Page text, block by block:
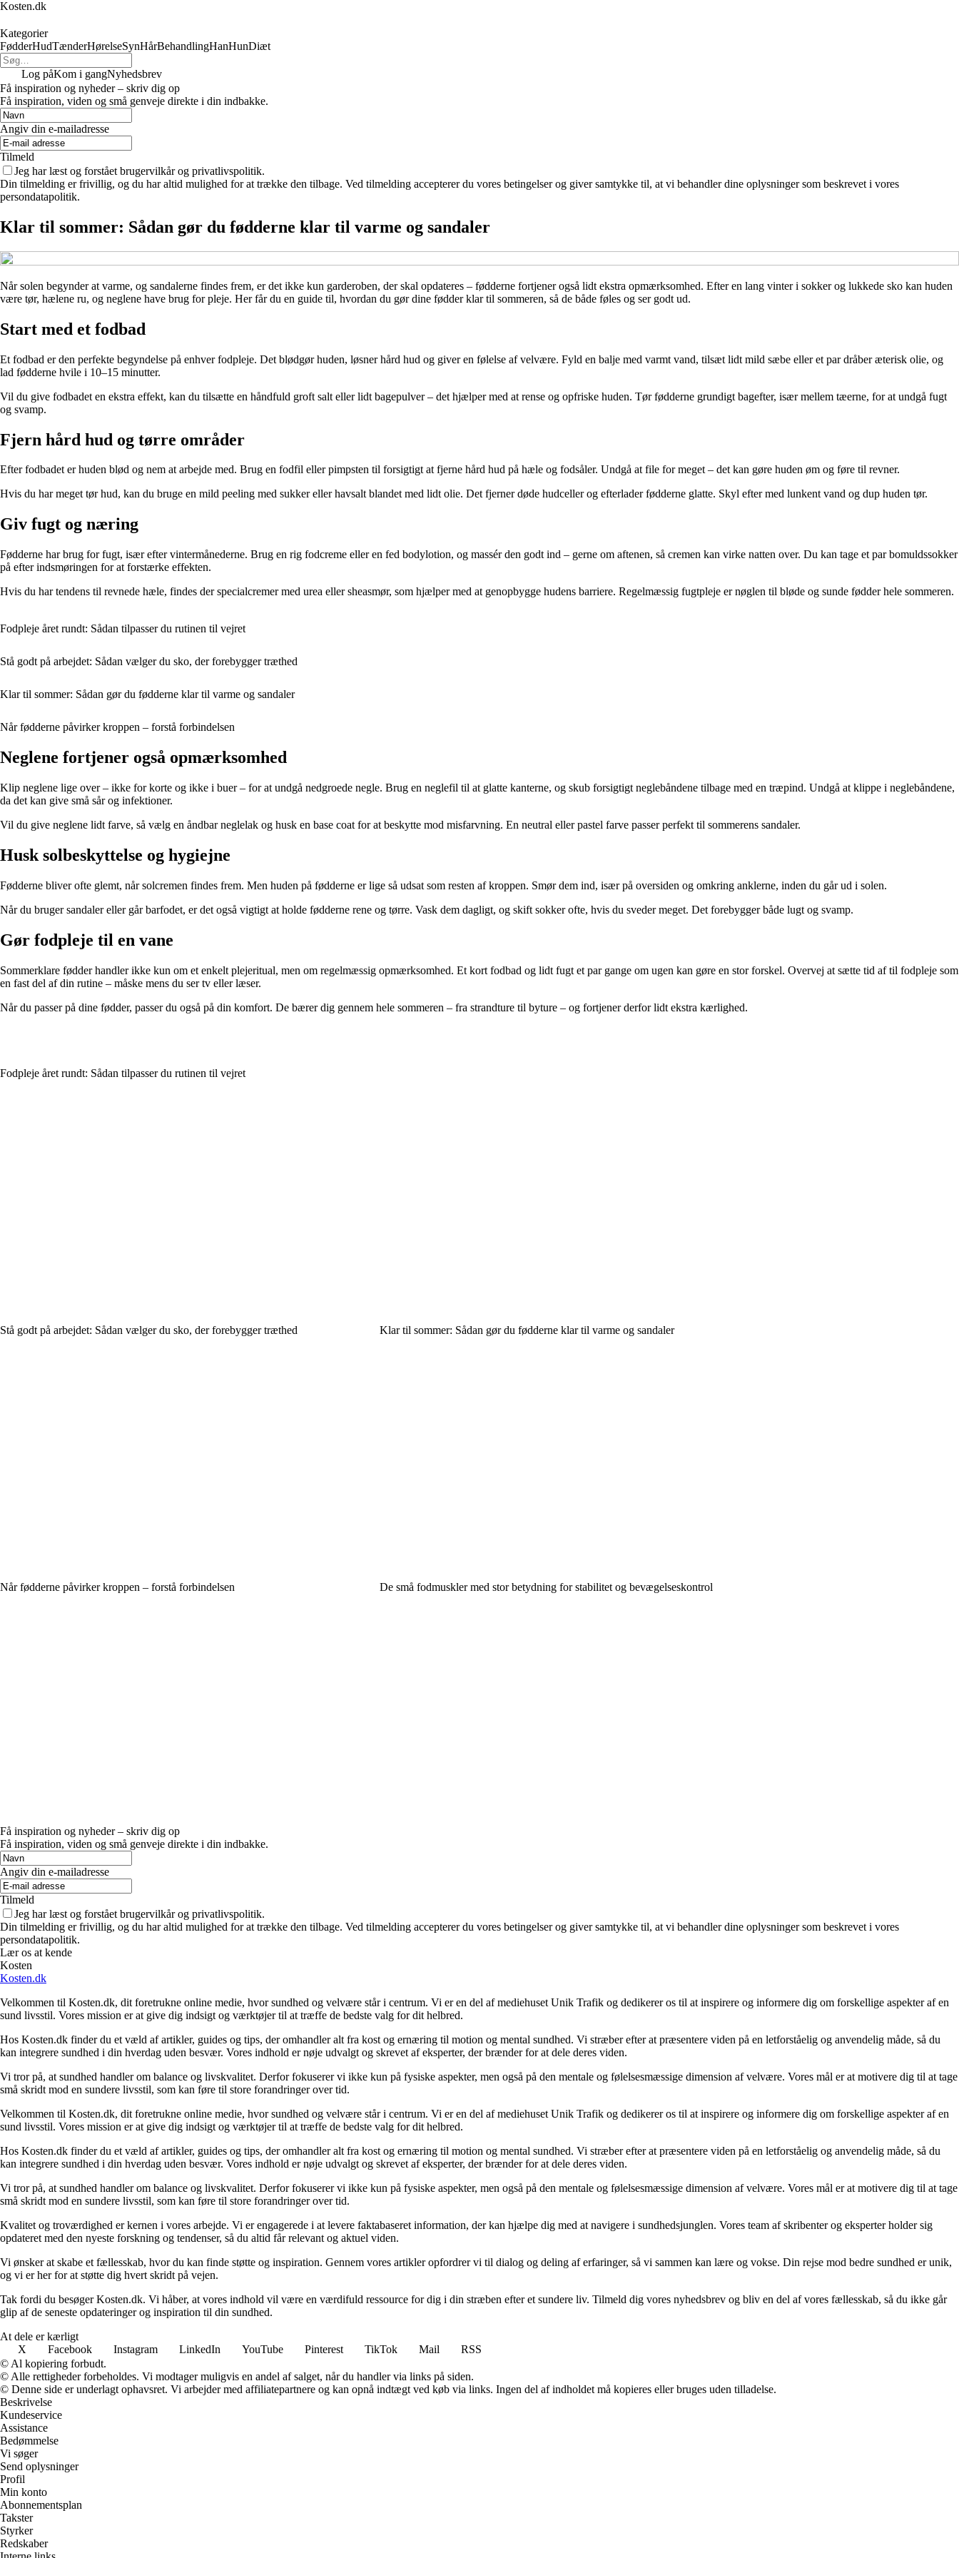
Kosten.dk
Kategorier
FødderHudTænderHørelseSynHårBehandlingHanHunDiæt
Log påKom i gangNyhedsbrev
Få inspiration og nyheder – skriv dig op
Få inspiration, viden og små genveje direkte i din indbakke.
Angiv din e-mailadresse
Tilmeld
Jeg har læst og forstået brugervilkår og privatlivspolitik.
Din tilmelding er frivillig, og du har altid mulighed for at trække den tilbage. Ved tilmelding accepterer du vores betingelser og giver samtykke til, at vi behandler dine oplysninger som beskrevet i vores
persondatapolitik.
Klar til sommer: Sådan gør du fødderne klar til varme og sandaler
Når solen begynder at varme, og sandalerne findes frem, er det ikke kun garderoben, der skal opdateres – fødderne fortjener også lidt ekstra opmærksomhed. Efter en lang vinter i sokker og lukkede sko kan huden
være tør, hælene ru, og neglene have brug for pleje. Her får du en guide til, hvordan du gør dine fødder klar til sommeren, så de både føles og ser godt ud.
Start med et fodbad
Et fodbad er den perfekte begyndelse på enhver fodpleje. Det blødgør huden, løsner hård hud og giver en følelse af velvære. Fyld en balje med varmt vand, tilsæt lidt mild sæbe eller et par dråber æterisk olie, og
lad fødderne hvile i 10–15 minutter.
Vil du give fodbadet en ekstra effekt, kan du tilsætte en håndfuld groft salt eller lidt bagepulver – det hjælper med at rense og opfriske huden. Tør fødderne grundigt bagefter, især mellem tæerne, for at undgå fugt
og svamp.
Fjern hård hud og tørre områder
Efter fodbadet er huden blød og nem at arbejde med. Brug en fodfil eller pimpsten til forsigtigt at fjerne hård hud på hæle og fodsåler. Undgå at file for meget – det kan gøre huden øm og føre til revner.
Hvis du har meget tør hud, kan du bruge en mild peeling med sukker eller havsalt blandet med lidt olie. Det fjerner døde hudceller og efterlader fødderne glatte. Skyl efter med lunkent vand og dup huden tør.
Giv fugt og næring
Fødderne har brug for fugt, især efter vintermånederne. Brug en rig fodcreme eller en fed bodylotion, og massér den godt ind – gerne om aftenen, så cremen kan virke natten over. Du kan tage et par bomuldssokker
på efter indsmøringen for at forstærke effekten.
Hvis du har tendens til revnede hæle, findes der specialcremer med urea eller sheasmør, som hjælper med at genopbygge hudens barriere. Regelmæssig fugtpleje er nøglen til bløde og sunde fødder hele sommeren.
Fodpleje året rundt: Sådan tilpasser du rutinen til vejret
Stå godt på arbejdet: Sådan vælger du sko, der forebygger træthed
Klar til sommer: Sådan gør du fødderne klar til varme og sandaler
Når fødderne påvirker kroppen – forstå forbindelsen
Neglene fortjener også opmærksomhed
Klip neglene lige over – ikke for korte og ikke i buer – for at undgå nedgroede negle. Brug en neglefil til at glatte kanterne, og skub forsigtigt neglebåndene tilbage med en træpind. Undgå at klippe i neglebåndene,
da det kan give små sår og infektioner.
Vil du give neglene lidt farve, så vælg en åndbar neglelak og husk en base coat for at beskytte mod misfarvning. En neutral eller pastel farve passer perfekt til sommerens sandaler.
Husk solbeskyttelse og hygiejne
Fødderne bliver ofte glemt, når solcremen findes frem. Men huden på fødderne er lige så udsat som resten af kroppen. Smør dem ind, især på oversiden og omkring anklerne, inden du går ud i solen.
Når du bruger sandaler eller går barfodet, er det også vigtigt at holde fødderne rene og tørre. Vask dem dagligt, og skift sokker ofte, hvis du sveder meget. Det forebygger både lugt og svamp.
Gør fodpleje til en vane
Sommerklare fødder handler ikke kun om et enkelt plejeritual, men om regelmæssig opmærksomhed. Et kort fodbad og lidt fugt et par gange om ugen kan gøre en stor forskel. Overvej at sætte tid af til fodpleje som
en fast del af din rutine – måske mens du ser tv eller læser.
Når du passer på dine fødder, passer du også på din komfort. De bærer dig gennem hele sommeren – fra strandture til byture – og fortjener derfor lidt ekstra kærlighed.
Fodpleje året rundt: Sådan tilpasser du rutinen til vejret
Stå godt på arbejdet: Sådan vælger du sko, der forebygger træthed Klar til sommer: Sådan gør du fødderne klar til varme og sandaler
Når fødderne påvirker kroppen – forstå forbindelsen De små fodmuskler med stor betydning for stabilitet og bevægelseskontrol
Få inspiration og nyheder – skriv dig op
Få inspiration, viden og små genveje direkte i din indbakke.
Angiv din e-mailadresse
Tilmeld
Jeg har læst og forstået brugervilkår og privatlivspolitik.
Din tilmelding er frivillig, og du har altid mulighed for at trække den tilbage. Ved tilmelding accepterer du vores betingelser og giver samtykke til, at vi behandler dine oplysninger som beskrevet i vores
persondatapolitik.
Lær os at kende
Kosten
Kosten.dk
Velkommen til Kosten.dk, dit foretrukne online medie, hvor sundhed og velvære står i centrum. Vi er en del af mediehuset Unik Trafik og dedikerer os til at inspirere og informere dig om forskellige aspekter af en
sund livsstil. Vores mission er at give dig indsigt og værktøjer til at træffe de bedste valg for dit helbred.
Hos Kosten.dk finder du et væld af artikler, guides og tips, der omhandler alt fra kost og ernæring til motion og mental sundhed. Vi stræber efter at præsentere viden på en letforståelig og anvendelig måde, så du
kan integrere sundhed i din hverdag uden besvær. Vores indhold er nøje udvalgt og skrevet af eksperter, der brænder for at dele deres viden.
Vi tror på, at sundhed handler om balance og livskvalitet. Derfor fokuserer vi ikke kun på fysiske aspekter, men også på den mentale og følelsesmæssige dimension af velvære. Vores mål er at motivere dig til at tage
små skridt mod en sundere livsstil, som kan føre til store forandringer over tid.
Velkommen til Kosten.dk, dit foretrukne online medie, hvor sundhed og velvære står i centrum. Vi er en del af mediehuset Unik Trafik og dedikerer os til at inspirere og informere dig om forskellige aspekter af en
sund livsstil. Vores mission er at give dig indsigt og værktøjer til at træffe de bedste valg for dit helbred.
Hos Kosten.dk finder du et væld af artikler, guides og tips, der omhandler alt fra kost og ernæring til motion og mental sundhed. Vi stræber efter at præsentere viden på en letforståelig og anvendelig måde, så du
kan integrere sundhed i din hverdag uden besvær. Vores indhold er nøje udvalgt og skrevet af eksperter, der brænder for at dele deres viden.
Vi tror på, at sundhed handler om balance og livskvalitet. Derfor fokuserer vi ikke kun på fysiske aspekter, men også på den mentale og følelsesmæssige dimension af velvære. Vores mål er at motivere dig til at tage
små skridt mod en sundere livsstil, som kan føre til store forandringer over tid.
Kvalitet og troværdighed er kernen i vores arbejde. Vi er engagerede i at levere faktabaseret information, der kan hjælpe dig med at navigere i sundhedsjunglen. Vores team af skribenter og eksperter holder sig
opdateret med den nyeste forskning og tendenser, så du altid får relevant og aktuel viden.
Vi ønsker at skabe et fællesskab, hvor du kan finde støtte og inspiration. Gennem vores artikler opfordrer vi til dialog og deling af erfaringer, så vi sammen kan lære og vokse. Din rejse mod bedre sundhed er unik,
og vi er her for at støtte dig hvert skridt på vejen.
Tak fordi du besøger Kosten.dk. Vi håber, at vores indhold vil være en værdifuld ressource for dig i din stræben efter et sundere liv. Tilmeld dig vores nyhedsbrev og bliv en del af vores fællesskab, så du ikke går
glip af de seneste opdateringer og inspiration til din sundhed.
At dele er kærligt
X
Facebook Instagram LinkedIn YouTube Pinterest TikTok Mail
RSS
© Al kopiering forbudt.
© Alle rettigheder forbeholdes. Vi modtager muligvis en andel af salget, når du handler via links på siden.
© Denne side er underlagt ophavsret. Vi arbejder med affiliatepartnere og kan opnå indtægt ved køb via links. Ingen del af indholdet må kopieres eller bruges uden tilladelse.
Beskrivelse
Kundeservice
Assistance
Bedømmelse
Vi søger
Send oplysninger
Profil
Min konto
Abonnementsplan
Takster
Styrker
Redskaber